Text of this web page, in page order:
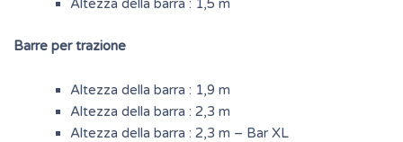
Altezza della barra : 1,5 m
Barre per trazione
Altezza della barra : 1,9 m
Altezza della barra : 2,3 m
Altezza della barra : 2,3 m – Bar XL